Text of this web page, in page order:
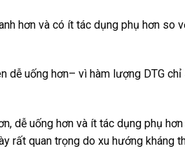
hơn và có ít tác dụng phụ hơn
dễ uống hơn– vì hàm lượng DTG
dễ uống hơn và ít tác dụng phụ
rất quan trọng do xu hướng